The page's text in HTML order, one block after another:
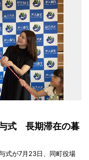
式 長期滞在の暮
式が7月23日、同町役場